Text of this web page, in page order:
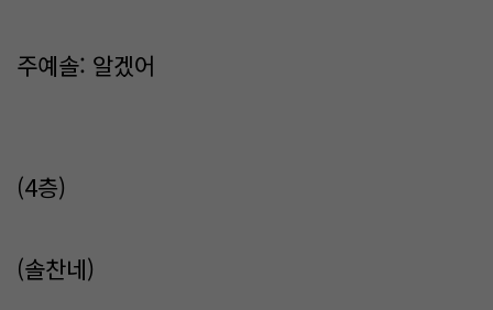
주예솔: 알겠어
(4층)
(솔찬네)